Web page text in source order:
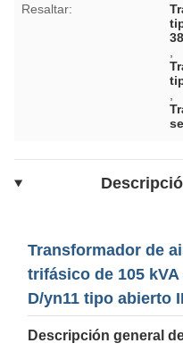
Resaltar:
Transformador de
trifásico de 105 kVA
D/yn11 tipo abierto
Descripción general